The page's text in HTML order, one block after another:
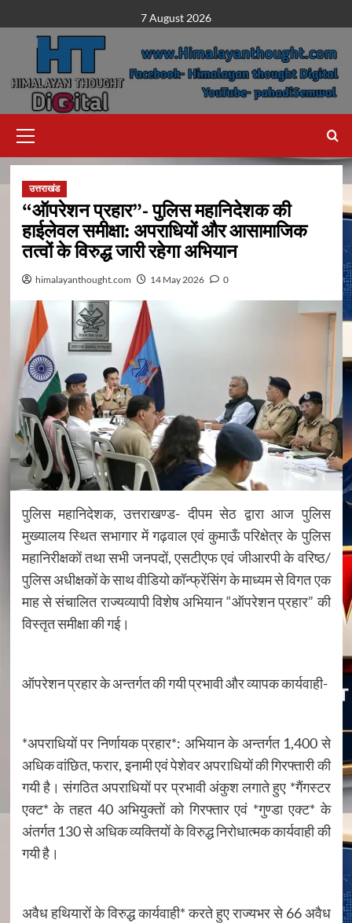
to
content
7 August 2026
Menu
उत्तराखंड
“ऑपरेशन प्रहार”- पुलिस महानिदेशक की
हाईलेवल समीक्षा: अपराधियों और आसामाजिक
तत्वों के विरुद्ध जारी रहेगा अभियान
himalayanthought.com 14 May 2026 0
पुलिस महानिदेशक, उत्तराखण्ड- दीपम सेठ द्वारा आज पुलिस
मुख्यालय स्थित सभागार में गढ़वाल एवं कुमाऊँ परिक्षेत्र के पुलिस
महानिरीक्षकों तथा सभी जनपदों, एसटीएफ एवं जीआरपी के वरिष्ठ/
पुलिस अधीक्षकों के साथ वीडियो कॉन्फ्रेंसिंग के माध्यम से विगत एक
माह से संचालित राज्यव्यापी विशेष अभियान “ऑपरेशन प्रहार” की
विस्तृत समीक्षा की गई।
ऑपरेशन प्रहार के अन्तर्गत की गयी प्रभावी और व्यापक कार्यवाही-
*अपराधियों पर निर्णायक प्रहार*: अभियान के अन्तर्गत 1,400 से
अधिक वांछित, फरार, इनामी एवं पेशेवर अपराधियों की गिरफ्तारी की
गयी है। संगठित अपराधियों पर प्रभावी अंकुश लगाते हुए *गैंगस्टर
एक्ट* के तहत 40 अभियुक्तों को गिरफ्तार एवं *गुण्डा एक्ट* के
अंतर्गत 130 से अधिक व्यक्तियों के विरुद्ध निरोधात्मक कार्यवाही की
गयी है।
अवैध हथियारों के विरुद्ध कार्यवाही* करते हुए राज्यभर से 66 अवैध